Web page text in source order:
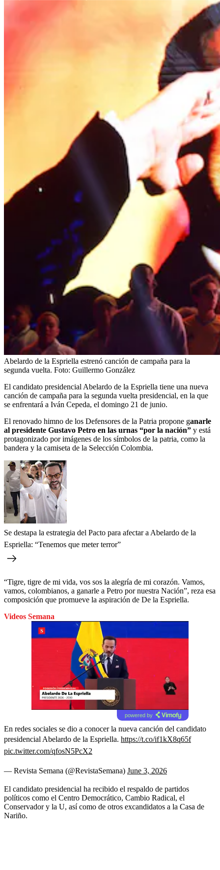
Abelardo de la Espriella estrenó canción de campaña para la
segunda vuelta. Foto: Guillermo González
El candidato presidencial Abelardo de la Espriella tiene una nueva
canción de campaña para la segunda vuelta presidencial, en la que
se enfrentará a Iván Cepeda, el domingo 21 de junio.
El renovado himno de los Defensores de la Patria propone ganarle
al presidente Gustavo Petro en las urnas “por la nación” y está
protagonizado por imágenes de los símbolos de la patria, como la
bandera y la camiseta de la Selección Colombia.
Se destapa la estrategia del Pacto para afectar a Abelardo de la
Espriella: “Tenemos que meter terror”
“Tigre, tigre de mi vida, vos sos la alegría de mi corazón. Vamos,
vamos, colombianos, a ganarle a Petro por nuestra Nación”, reza esa
composición que promueve la aspiración de De la Espriella.
Videos Semana
powered by
En redes sociales se dio a conocer la nueva canción del candidato
presidencial Abelardo de la Espriella. https://t.co/if1kX8q65f
pic.twitter.com/qfosN5PcX2
— Revista Semana (@RevistaSemana) June 3, 2026
El candidato presidencial ha recibido el respaldo de partidos
políticos como el Centro Democrático, Cambio Radical, el
Conservador y la U, así como de otros excandidatos a la Casa de
Nariño.